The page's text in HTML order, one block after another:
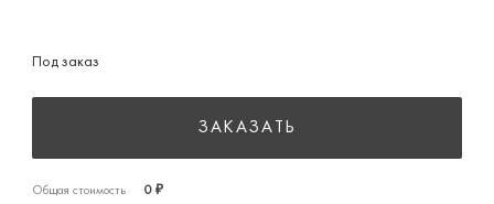
Под заказ
ЗАКАЗАТЬ
Общая стоимость 0 ₽